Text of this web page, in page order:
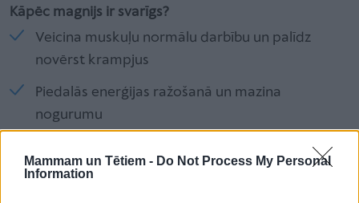
Mammam un Tētiem - Do Not Process My Personal
Information
Kāpēc magnijs ir svarīgs?
Veicina muskuļu normālu darbību un palīdz
novērst krampjus
Piedalās enerģijas ražošanā un mazina
nogurumu
Palīdz uzturēt elektrolītu līdzsvaru organismā